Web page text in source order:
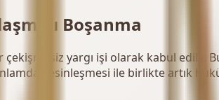
Boşanma
yargı işi olarak kabul
kesinleşmesi ile birlikte artık